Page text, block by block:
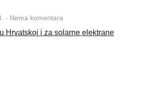
Nema komentara